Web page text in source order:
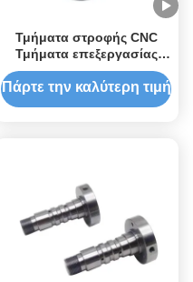
Τμήματα στροφής CNC
Τμήματα επεξεργασίας
ακριβείας CNC Τμήματα
από ανοξείδωτο χάλυβα
Πάρτε την καλύτερη τιμή